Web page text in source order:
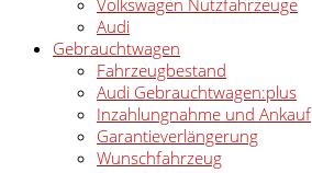
Volkswagen Nutzfahrzeuge
Audi
Gebrauchtwagen
Fahrzeugbestand
Audi Gebrauchtwagen:plus
Inzahlungnahme und Ankauf
Garantieverlängerung
Wunschfahrzeug